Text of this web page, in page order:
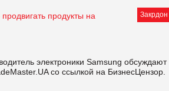
Закрдон
продукты на
электроники Samsung обсуждают
со ссылкой на БизнесЦензор.